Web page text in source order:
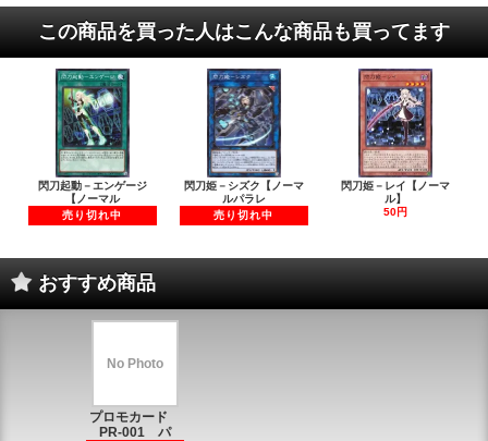
この商品を買った人はこんな商品も買ってます
閃刀起動－エンゲージ
【ノーマル
売り切れ中
閃刀姫－シズク【ノーマ
ルパラレ
売り切れ中
閃刀姫－レイ【ノーマ
ル】
50円
おすすめ商品
No Photo
プロモカード
PR-001 パ